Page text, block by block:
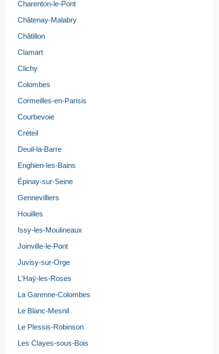
Charenton-le-Pont
Châtenay-Malabry
Châtillon
Clamart
Clichy
Colombes
Cormeilles-en-Parisis
Courbevoie
Créteil
Deuil-la-Barre
Enghien-les-Bains
Épinay-sur-Seine
Gennevilliers
Houilles
Issy-les-Moulineaux
Joinville-le-Pont
Juvisy-sur-Orge
L'Haÿ-les-Roses
La Garenne-Colombes
Le Blanc-Mesnil
Le Plessis-Robinson
Les Clayes-sous-Bois